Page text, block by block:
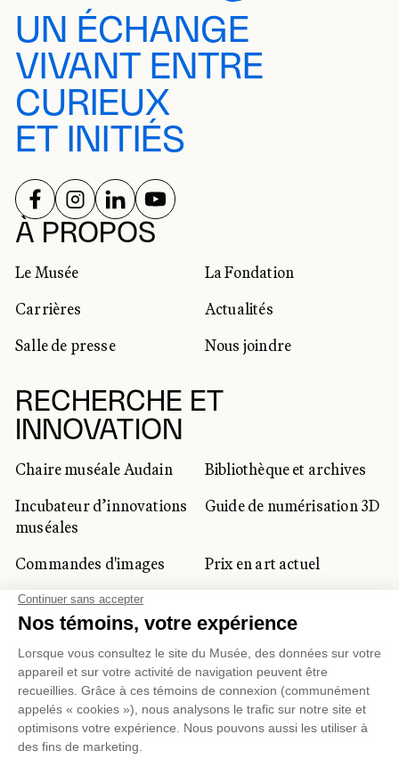
UN ÉCHANGE
VIVANT ENTRE
CURIEUX
ET INITIÉS
À PROPOS
Le Musée
La Fondation
Carrières
Actualités
Salle de presse
Nous joindre
RECHERCHE ET
INNOVATION
Chaire muséale Audain
Bibliothèque et archives
Incubateur d’innovations
muséales
Guide de numérisation 3D
Commandes d'images
Prix en art actuel
Prix Lynne-Cohen
CLIENTÈLE CORPORATIVE
ET PRIVÉE
Location d'espaces
Activités corporatives
RÉSEAUX SOCIAUX
SUIVEZ-NOUS SUR
SUIVEZ-NOUS SUR
SUIVEZ-NOUS SUR
SUIVEZ-NOUS SUR